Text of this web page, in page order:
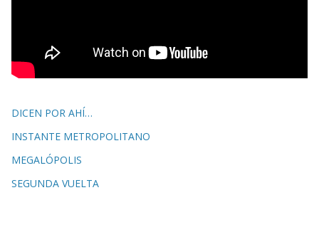
DICEN POR AHÍ…
INSTANTE METROPOLITANO
MEGALÓPOLIS
SEGUNDA VUELTA